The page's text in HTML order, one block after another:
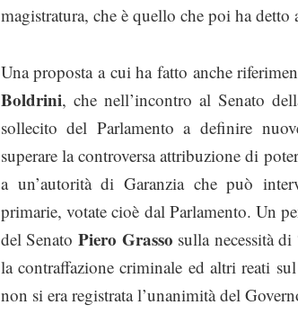
magistratura, che è quello che poi ha detto
Una proposta a cui ha fatto anche
Boldrini, che nell’incontro al Senato
sollecito del Parlamento a definire
superare la controversa attribuzione di
a un’autorità di Garanzia che può
primarie, votate cioè dal Parlamento. Un
del SenatoPiero Grasso sulla necessità
la contraffazione criminale ed altri reati
non si era registrata l’unanimità del